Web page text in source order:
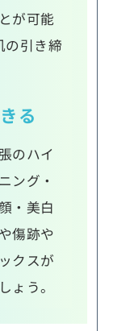
が可能
の引き締
る
のハイ
ング・
・美白
傷跡や
クスが
ょう。